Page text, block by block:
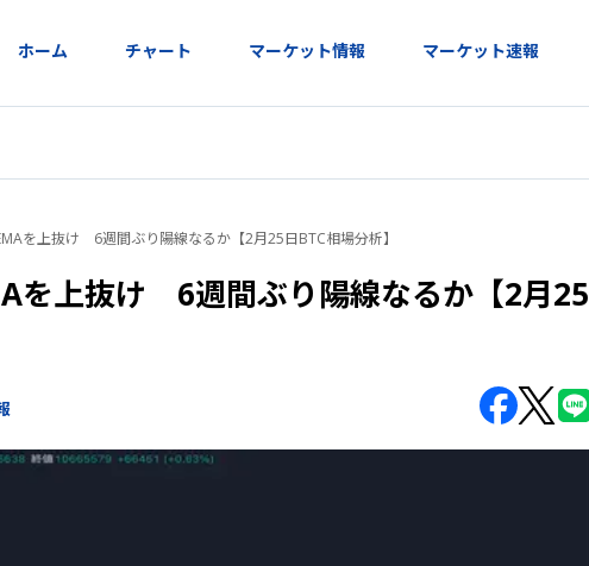
ホーム チャート マーケット情報 マーケット速報
を上抜け 6週間ぶり陽線なるか【2月25日BTC相場分析】
を上抜け 6週間ぶり陽線なるか【2月25